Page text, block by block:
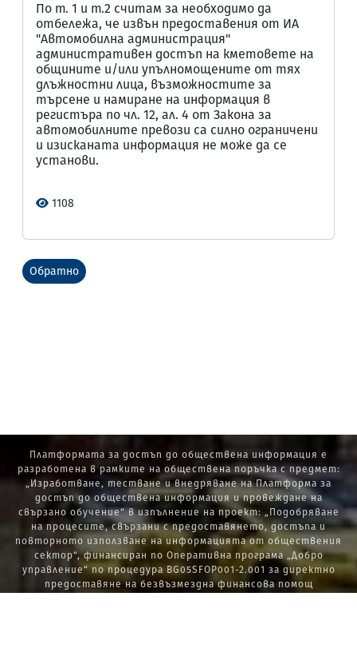
По т. 1 и т.2 считам за необходимо да
отбележа, че извън предоставения от ИА
"Автомобилна администрация"
административен достъп на кметовете на
общините и/или упълномощените от тях
длъжностни лица, възможностите за
търсене и намиране на информация в
регистъра по чл. 12, ал. 4 от Закона за
автомобилните превози са силно ограничени
и изисканата информация не може да се
установи.
1108
Обратно
Платформата за достъп до обществена информация е
разработена в рамките на обществена поръчка с предмет:
„Изработване, тестване и внедряване на Платформа за
достъп до обществена информация и провеждане на
свързано обучение“ в изпълнение на проект: „Подобряване
на процесите, свързани с предоставянето, достъпа и
повторното използване на информацията от обществения
сектор“, финансиран по Оперативна програма „Добро
управление“ по процедура BG05SFOP001-2.001 за директно
предоставяне на безвъзмездна финансова помощ